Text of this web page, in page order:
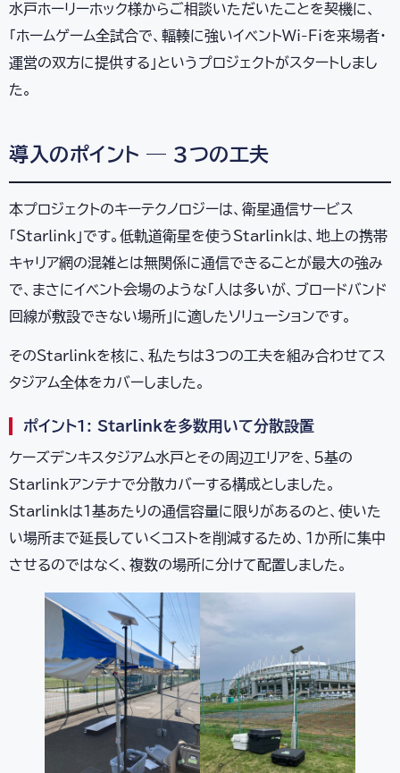
水戸ホーリーホック様からご相談いただいたことを契機に、
「ホームゲーム全試合で、輻輳に強いイベントWi-Fiを来場者・
運営の双方に提供する」というプロジェクトがスタートしまし
た。
導入のポイント — 3つの工夫
本プロジェクトのキーテクノロジーは、衛星通信サービス
「Starlink」です。低軌道衛星を使うStarlinkは、地上の携帯
キャリア網の混雑とは無関係に通信できることが最大の強み
で、まさにイベント会場のような「人は多いが、ブロードバンド
回線が敷設できない場所」に適したソリューションです。
そのStarlinkを核に、私たちは3つの工夫を組み合わせてス
タジアム全体をカバーしました。
ポイント1: Starlinkを多数用いて分散設置
ケーズデンキスタジアム水戸とその周辺エリアを、5基の
Starlinkアンテナで分散カバーする構成としました。
Starlinkは1基あたりの通信容量に限りがあるのと、使いた
い場所まで延長していくコストを削減するため、1か所に集中
させるのではなく、複数の場所に分けて配置しました。